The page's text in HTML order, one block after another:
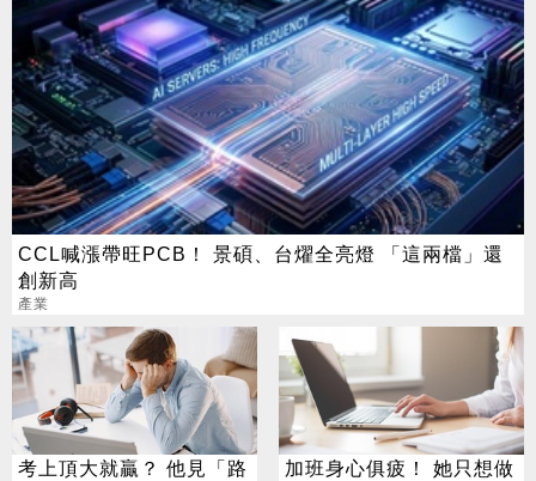
CCL喊漲帶旺PCB！ 景碩、台燿全亮燈 「這兩檔」還
創新高
產業
考上頂大就贏？ 他見「路
加班身心俱疲！ 她只想做